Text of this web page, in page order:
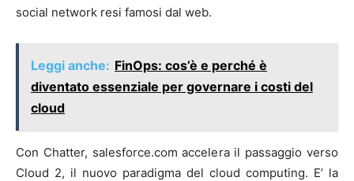
social network resi famosi dal web.
Leggi anche: FinOps: cos’è e perché è
diventato essenziale per governare i costi del
cloud
Con Chatter, salesforce.com accelera il passaggio verso
Cloud 2, il nuovo paradigma del cloud computing. E’ la